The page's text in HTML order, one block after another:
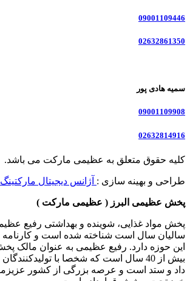
09001109446
02632861350
سمیه هادی پور
09001109908
02632814916
کلیه حقوق متعلق به عظیمی مارکت می باشد.
طراحی و بهینه سازی : آژانس دیجیتال مارکتینگ
پخش عظیمی البرز ( عظیمی مارکت )
پخش مواد غذایی، شوینده و بهداشتی رفیع
سالیان سال است شناخته شده است و
این حوزه دارد. رفیع عظیمی به عنوان مالک
بیش از 40 سال است که شخصا با
داد و ستد است و عرصه بزرگی از کشور